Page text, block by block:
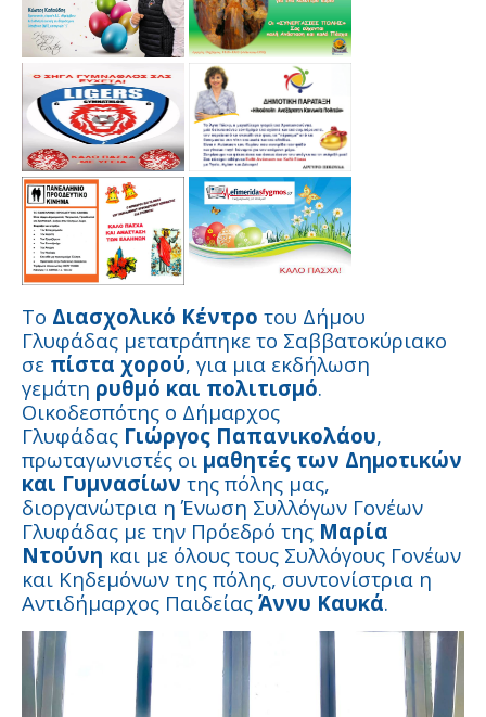
Το Διασχολικό Κέντρο του Δήμου
Γλυφάδας μετατράπηκε το Σαββατοκύριακο
σε πίστα χορού, για μια εκδήλωση
γεμάτη ρυθμό και πολιτισμό.
Οικοδεσπότης ο Δήμαρχος
Γλυφάδας Γιώργος Παπανικολάου,
πρωταγωνιστές οι μαθητές των Δημοτικών
και Γυμνασίων της πόλης μας,
διοργανώτρια η Ένωση Συλλόγων Γονέων
Γλυφάδας με την Πρόεδρό της Μαρία
Ντούνη και με όλους τους Συλλόγους Γονέων
και Κηδεμόνων της πόλης, συντονίστρια η
Αντιδήμαρχος Παιδείας Άννυ Καυκά.